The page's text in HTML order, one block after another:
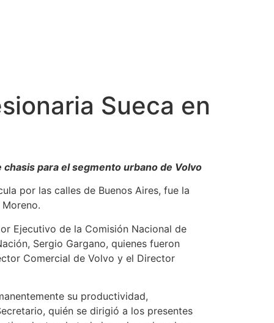
Sueca en
para el segmento urbano de Volvo
por las calles de Buenos Aires, fue la
Ejecutivo de la Comisión Nacional de
Sergio Gargano, quienes fueron
Comercial de Volvo y el Director
su productividad,
quién se dirigió a los presentes